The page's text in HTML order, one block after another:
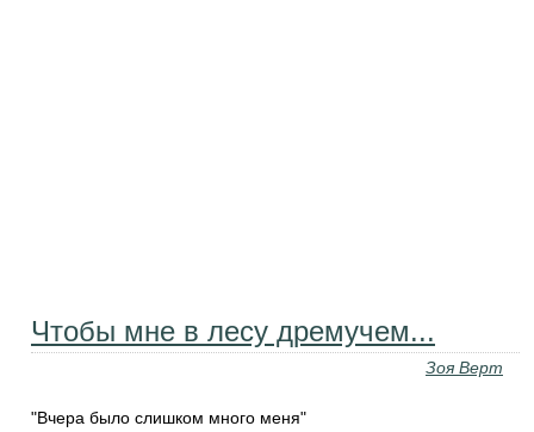
Чтобы мне в лесу дремучем...
Зоя Верт
"Вчера было слишком много меня"